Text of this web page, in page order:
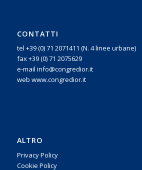
CONTATTI
tel +39 (0) 71 2071411 (N. 4 linee urbane)
fax +39 (0) 71 2075629
e-mail info@congredior.it
web www.congredior.it
ALTRO
Privacy Policy
Cookie Policy